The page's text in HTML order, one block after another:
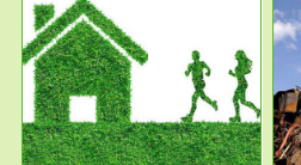
服务范围
固体危险废物处理
固体废物解释：固体废物是指人